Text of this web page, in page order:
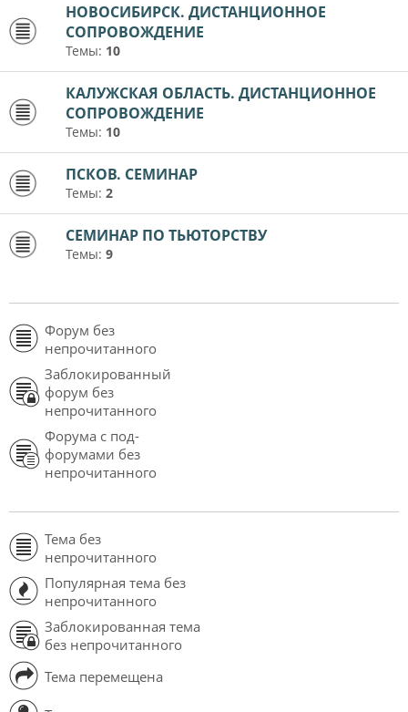
НОВОСИБИРСК. ДИСТАНЦИОННОЕ
СОПРОВОЖДЕНИЕ
Темы: 10
КАЛУЖСКАЯ ОБЛАСТЬ. ДИСТАНЦИОННОЕ
СОПРОВОЖДЕНИЕ
Темы: 10
ПСКОВ. СЕМИНАР
Темы: 2
СЕМИНАР ПО ТЬЮТОРСТВУ
Темы: 9
Форум без
непрочитанного
Заблокированный
форум без
непрочитанного
Форума с под-
форумами без
непрочитанного
Тема без
непрочитанного
Популярная тема без
непрочитанного
Заблокированная тема
без непрочитанного
Тема перемещена